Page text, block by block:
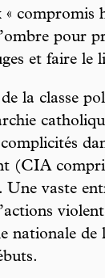
compromis
pour
et faire le
la classe
(CIA
Une vaste
nationale